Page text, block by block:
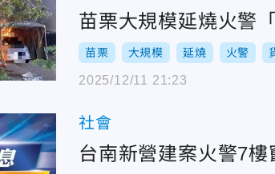
苗栗大規模延燒火警
苗栗 大規模 延燒 火警
2025/12/11 21:23
社會
台南新營建案火警7